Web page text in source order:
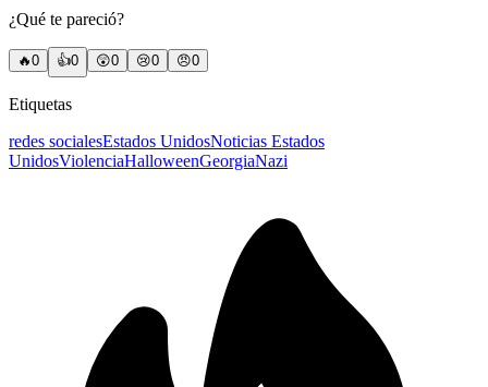
¿Qué te pareció?
🔥0 👍0 😲0 😢0 😠0
Etiquetas
redes socialesEstados UnidosNoticias Estados
UnidosViolenciaHalloweenGeorgiaNazi